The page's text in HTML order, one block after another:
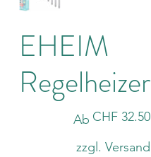
EHEIM
Regelheizer
Ab Preis
CHF 32.50
zzgl. Versand